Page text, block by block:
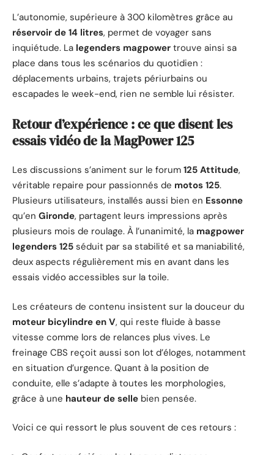
L’autonomie, supérieure à 300 kilomètres grâce au
réservoir de 14 litres, permet de voyager sans
inquiétude. La legenders magpower trouve ainsi sa
place dans tous les scénarios du quotidien :
déplacements urbains, trajets périurbains ou
escapades le week-end, rien ne semble lui résister.
Retour d’expérience : ce que disent les
essais vidéo de la MagPower 125
Les discussions s’animent sur le forum 125 Attitude,
véritable repaire pour passionnés de motos 125.
Plusieurs utilisateurs, installés aussi bien en Essonne
qu’en Gironde, partagent leurs impressions après
plusieurs mois de roulage. À l’unanimité, la magpower
legenders 125 séduit par sa stabilité et sa maniabilité,
deux aspects régulièrement mis en avant dans les
essais vidéo accessibles sur la toile.
Les créateurs de contenu insistent sur la douceur du
moteur bicylindre en V, qui reste fluide à basse
vitesse comme lors de relances plus vives. Le
freinage CBS reçoit aussi son lot d’éloges, notamment
en situation d’urgence. Quant à la position de
conduite, elle s’adapte à toutes les morphologies,
grâce à une hauteur de selle bien pensée.
Voici ce qui ressort le plus souvent de ces retours :